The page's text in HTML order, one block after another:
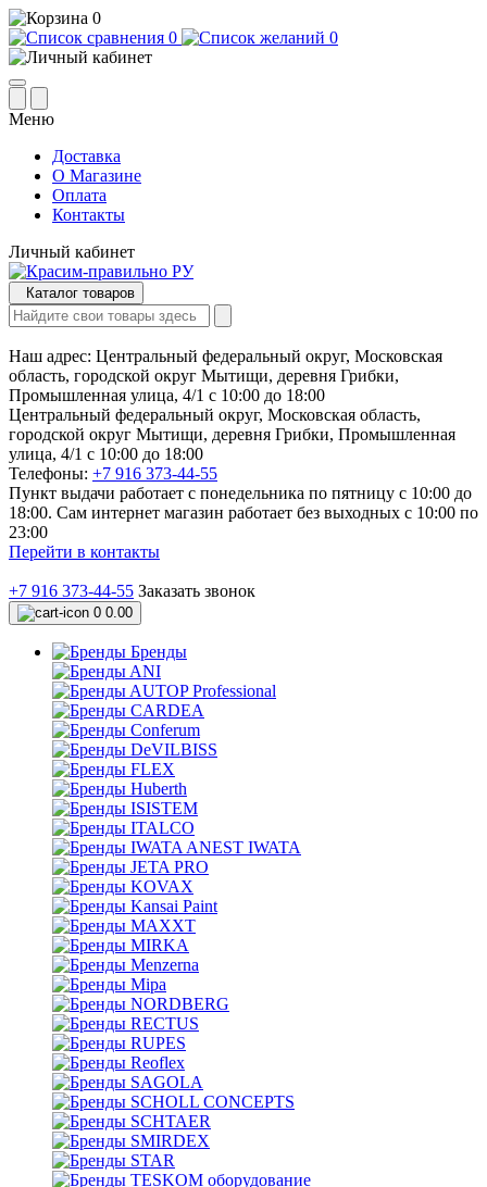
0
0
0
Меню
Доставка
О Магазине
Оплата
Контакты
Личный кабинет
Каталог товаров
Наш адрес: Центральный федеральный округ, Московская
область, городской округ Мытищи, деревня Грибки,
Промышленная улица, 4/1 с 10:00 до 18:00
Центральный федеральный округ, Московская область,
городской округ Мытищи, деревня Грибки, Промышленная
улица, 4/1 с 10:00 до 18:00
Телефоны: +7 916 373-44-55
Пункт выдачи работает с понедельника по пятницу с 10:00 до
18:00. Сам интернет магазин работает без выходных с 10:00 по
23:00
Перейти в контакты
+7 916 373-44-55 Заказать звонок
0 0.00
Бренды
ANI
AUTOP Professional
CARDEA
Conferum
DeVILBISS
FLEX
Huberth
ISISTEM
ITALCO
IWATA ANEST IWATA
JETA PRO
KOVAX
Kansai Paint
MAXXT
MIRKA
Menzerna
Mipa
NORDBERG
RECTUS
RUPES
Reoflex
SAGOLA
SCHOLL CONCEPTS
SCHTAER
SMIRDEX
STAR
TESKOM оборудование